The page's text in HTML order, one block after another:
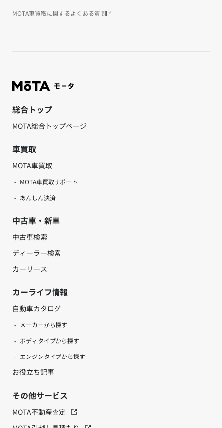
MOTA車買取に関するよくある質問
総合トップ
MOTA総合トップページ
車買取
MOTA車買取
MOTA車買取サポート
あんしん決済
中古車・新車
中古車検索
ディーラー検索
カーリース
カーライフ情報
自動車カタログ
メーカーから探す
ボディタイプから探す
エンジンタイプから探す
お役立ち記事
その他サービス
MOTA不動産査定